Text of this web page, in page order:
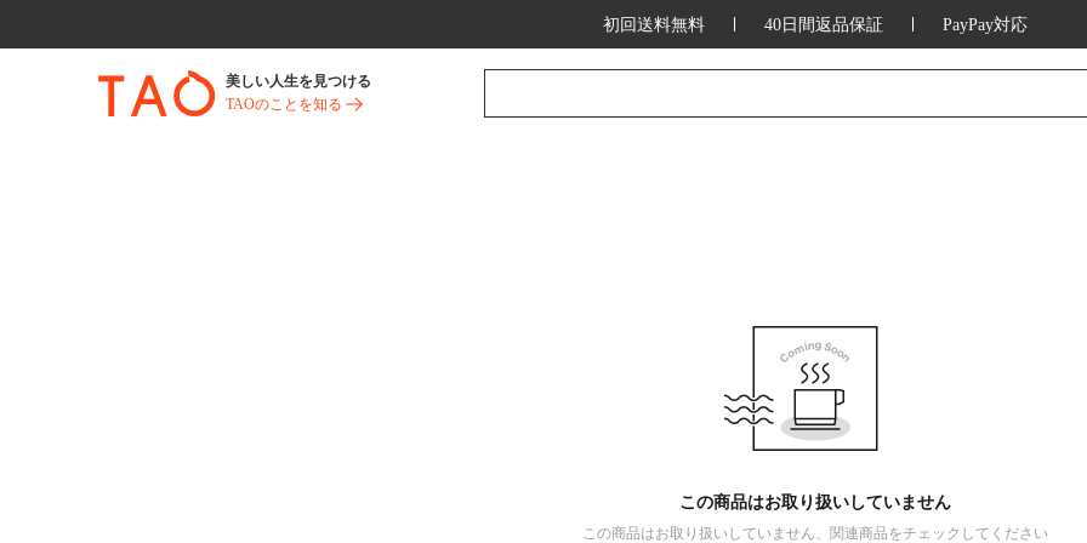
初回送料無料 40日間返品保証 PayPay対応
美しい人生を見つける
TAOのことを知る
この商品はお取り扱いしていません
この商品はお取り扱いしていません、関連商品をチェックしてください